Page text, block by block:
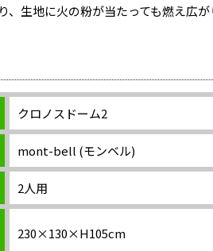
、生地に火の粉が当たっても燃え広が
クロノスドーム2
mont-bell (モンベル)
2人用
230×130×H105cm